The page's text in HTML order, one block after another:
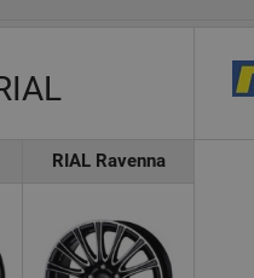
RIAL Ravenna